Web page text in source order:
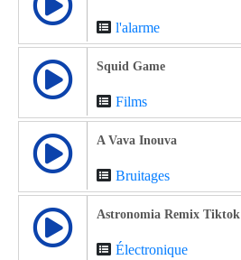
l'alarme
Squid Game
Films
A Vava Inouva
Bruitages
Astronomia Remix Tiktok
Électronique